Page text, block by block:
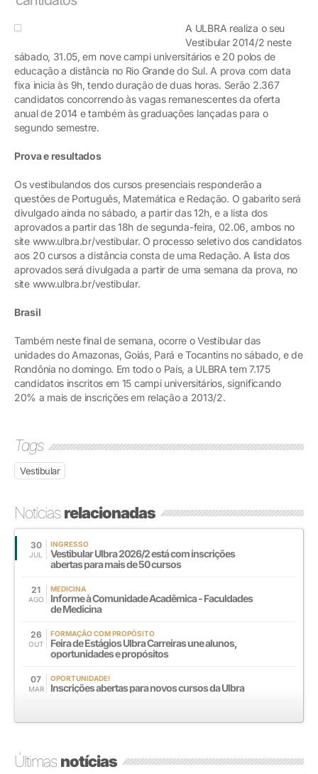
A ULBRA realiza o seu
Vestibular 2014/2 neste
sábado, 31.05, em nove campi universitários e 20 polos de
educação a distância no Rio Grande do Sul. A prova com data
fixa inicia às 9h, tendo duração de duas horas. Serão 2.367
candidatos concorrendo às vagas remanescentes da oferta
anual de 2014 e também às graduações lançadas para o
segundo semestre.
Prova e resultados
Os vestibulandos dos cursos presenciais responderão a
questões de Português, Matemática e Redação. O gabarito será
divulgado ainda no sábado, a partir das 12h, e a lista dos
aprovados a partir das 18h de segunda-feira, 02.06, ambos no
site www.ulbra.br/vestibular. O processo seletivo dos candidatos
aos 20 cursos a distância consta de uma Redação. A lista dos
aprovados será divulgada a partir de uma semana da prova, no
site www.ulbra.br/vestibular.
Brasil
Também neste final de semana, ocorre o Vestibular das
unidades do Amazonas, Goiás, Pará e Tocantins no sábado, e de
Rondônia no domingo. Em todo o País, a ULBRA tem 7.175
candidatos inscritos em 15 campi universitários, significando
20% a mais de inscrições em relação a 2013/2.
Tags
Vestibular
Notíciasrelacionadas
30
JUL
INGRESSO
Vestibular Ulbra 2026/2 está com inscrições
abertas para mais de 50 cursos
21
AGO
MEDICINA
Informe à Comunidade Acadêmica - Faculdades
de Medicina
26
OUT
FORMAÇÃO COM PROPÓSITO
Feira de Estágios Ulbra Carreiras une alunos,
oportunidades e propósitos
07
MAR
OPORTUNIDADE!
Inscrições abertas para novos cursos da Ulbra
Últimasnotícias